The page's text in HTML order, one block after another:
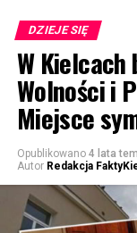
DZIEJE SIĘ
W Kielcach
Wolności i
Miejsce
Opublikowano 4 lata
Autor Redakcja